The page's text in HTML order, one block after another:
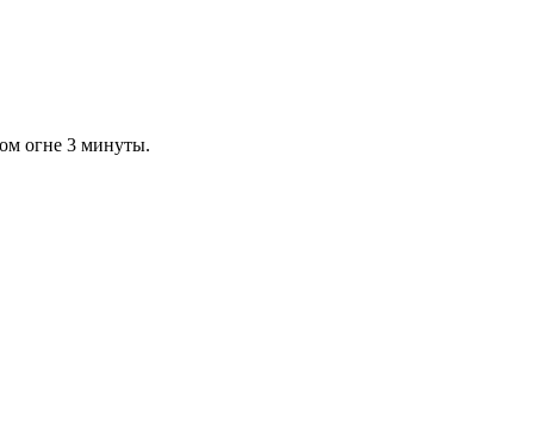
огне 3 минуты.